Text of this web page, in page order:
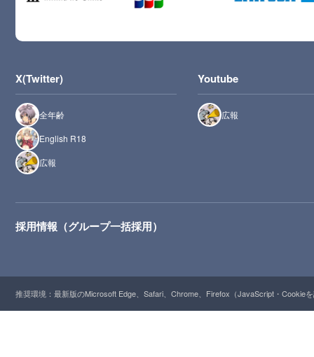
X(Twitter)
全年齢
English R18
広報
Youtube
広報
採用情報（グループ一括採用）
推奨環境：最新版のMicrosoft Edge、Safari、Chrome、Firefox（JavaScript・Cookie